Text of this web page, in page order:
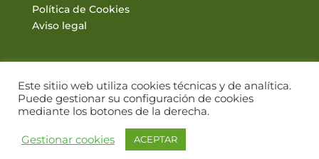
Política de Cookies
Aviso legal
© BORDA BISALTICO 2017. VALLE DE HECHO · PIRINEOS |
DISEÑO WEB: WWW.PIRINEUM.ES
Este sitiio web utiliza cookies técnicas y de analítica.
Puede gestionar su configuración de cookies
mediante los botones de la derecha.
Gestionar cookies ACEPTAR